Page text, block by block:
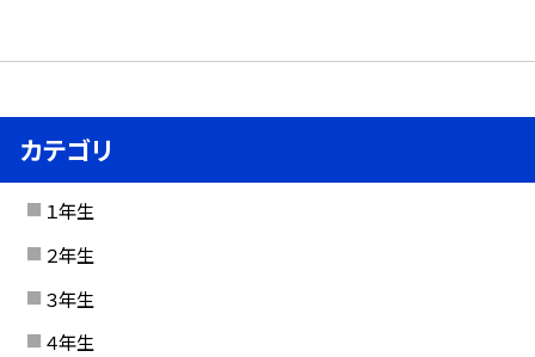
カテゴリ
１年生
２年生
３年生
４年生